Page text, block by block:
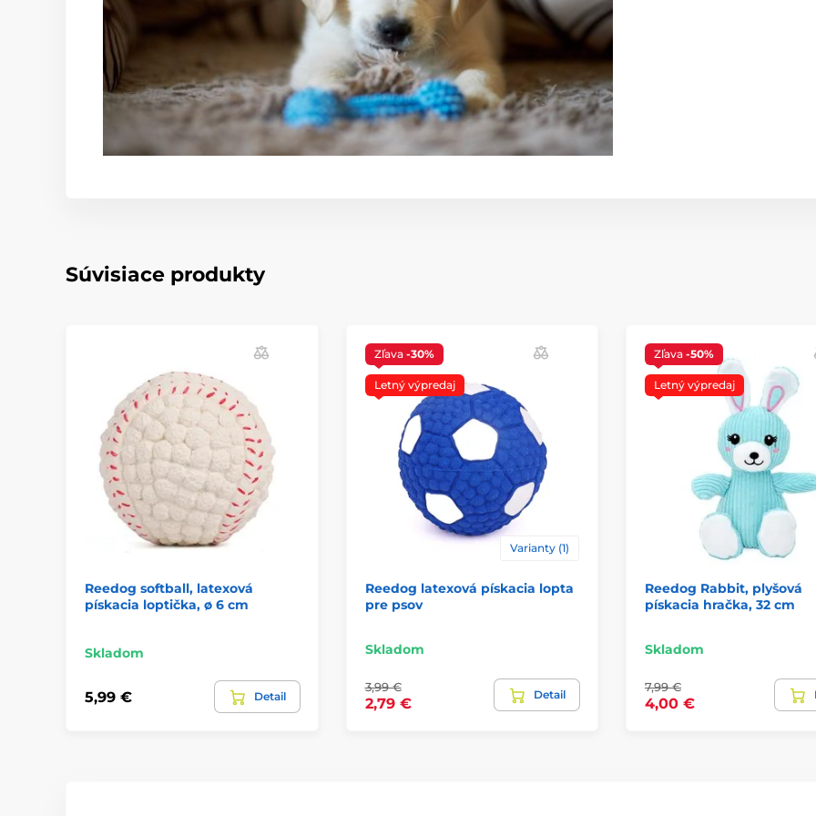
Súvisiace produkty
Reedog softball, latexová
pískacia loptička, ø 6 cm
Skladom
5,99 € Detail
Zľava -30%
Letný výpredaj
Varianty (1)
Reedog latexová pískacia lopta
pre psov
Skladom
3,99 €
2,79 €
Detail
Zľava -50%
Letný výpredaj
Reedog Rabbit, plyšová
pískacia hračka, 32 cm
Skladom
7,99 €
4,00 €